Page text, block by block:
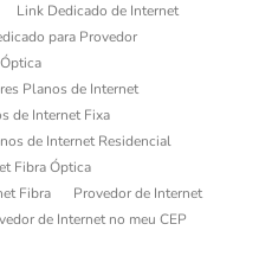
Link Dedicado de Internet
para Provedor
Planos de Internet
de Internet Fixa
de Internet Residencial
Fibra Óptica
Fibra
Provedor de Internet
de Internet no meu CEP